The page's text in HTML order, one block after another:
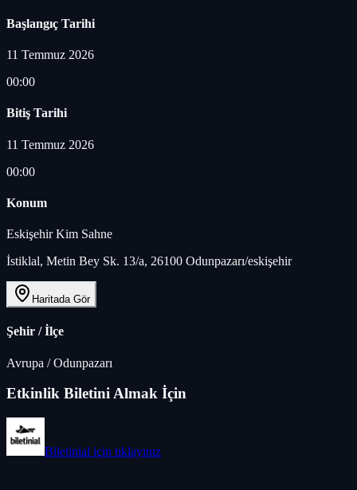
Başlangıç Tarihi
11 Temmuz 2026
00:00
Bitiş Tarihi
11 Temmuz 2026
00:00
Konum
Eskişehir Kim Sahne
İstiklal, Metin Bey Sk. 13/a, 26100 Odunpazarı/eskişehir
Haritada Gör
Şehir / İlçe
Avrupa /Odunpazarı
Etkinlik Biletini Almak İçin
Biletinial için tıklayınız